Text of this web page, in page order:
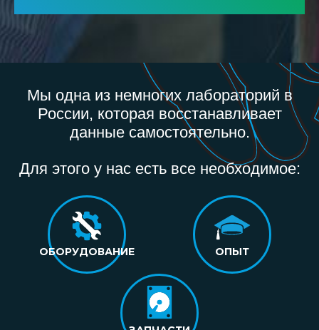
Мы одна из немногих лабораторий в
России, которая восстанавливает
данные самостоятельно.
Для этого у нас есть все необходимое:
ОБОРУДОВАНИЕ ОПЫТ